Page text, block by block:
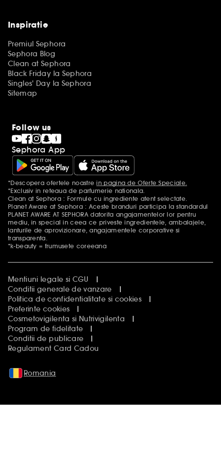
Inspiratie
Premiul Sephora
Sephora Blog
Clean at Sephora
Black Friday la Sephora
Singles' Day la Sephora
Sitemap
Follow us
Sephora App
Mentiuni aditionale
*Descopera ofertele noastrein pagina de Oferte Speciale.
*Exclusiv in reteaua de parfumerie nationala.
Clean at Sephora : Formule cu ingrediente atent selectate.
Planet Aware at Sephora : Aceste branduri participa la standardul
PLANET AWARE AT SEPHORA datorita angajamentelor lor pentru
mediu, in special in ceea ce priveste ingredientele, ambalajele,
lanturile de aprovizionare, angajamentele corporative si
transparenta.
*k-beauty = frumusete coreeana
Mentiuni legale si CGU
Conditii generale de vanzare
Politica de confidentialitate si cookies
Preferinte cookies
Cosmetovigilenta si Nutrivigilenta
Program de fidelitate
Conditii de publicare
Regulament Card Cadou
Romania